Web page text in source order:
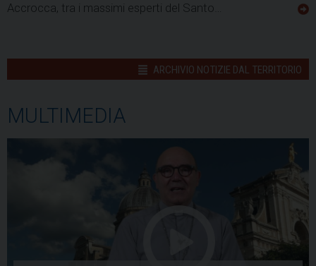
Accrocca, tra i massimi esperti del Santo…
ARCHIVIO NOTIZIE DAL TERRITORIO
MULTIMEDIA